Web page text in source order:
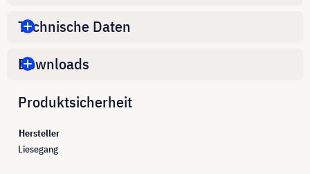
Technische Daten
Downloads
Produktsicherheit
Hersteller
Liesegang